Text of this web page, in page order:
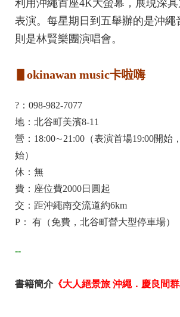
利用沖繩首座4K大螢幕，展現深
表演。每星期日到五舉辦的是沖繩
則是林賢樂團演唱會。
▋okinawan music卡啦嗨
?：098-982-7077
地：北谷町美濱8-11
營：18:00∼21:00（表演首場19:00開始
始）
休：無
費：座位費2000日圓起
交：距沖繩南交流道約6km
P： 有（免費，北谷町營大型停車場）
--
書籍簡介 《大人絕景旅 沖繩．慶良間群